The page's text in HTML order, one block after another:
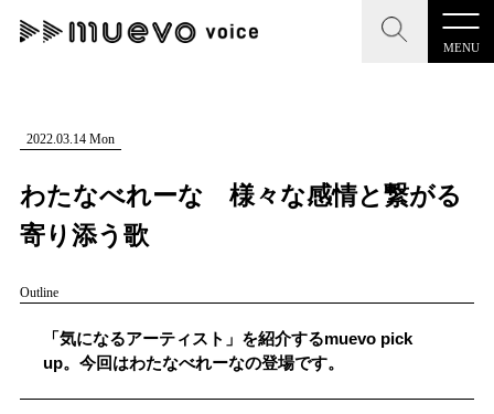
MENU
CLOSE
記事を検索する
人気ワード
#男性SSW #ポップス #女性SSW
CLOSE
"読者の声を形にする”音楽特化メディア
MENU
記事一覧
2022.03.14 Mon
わたなべれーな 様々な感情と繋がる
寄り添う歌
Outline
「気になるアーティスト」を紹介するmuevo pick
up。今回はわたなべれーなの登場です。